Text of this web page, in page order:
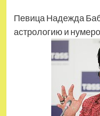
Певица Надежда
астрологию и